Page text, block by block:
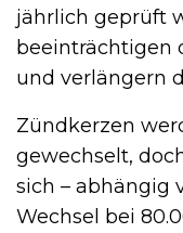
jährlich geprüft
beeinträchtigen
und verlängern
Zündkerzen
gewechselt,
sich – abhängig
Wechsel bei